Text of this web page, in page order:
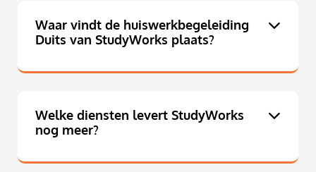
Waar vindt de huiswerkbegeleiding
Duits van StudyWorks plaats?
Welke diensten levert StudyWorks
nog meer?